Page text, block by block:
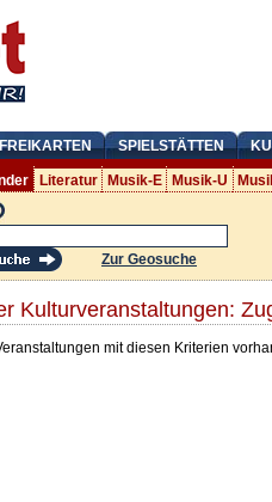
FREIKARTEN SPIELSTÄTTEN
Literatur Musik-E Musik-U
Zur Geosuche
Kulturveranstaltungen:
mit diesen Kriterien